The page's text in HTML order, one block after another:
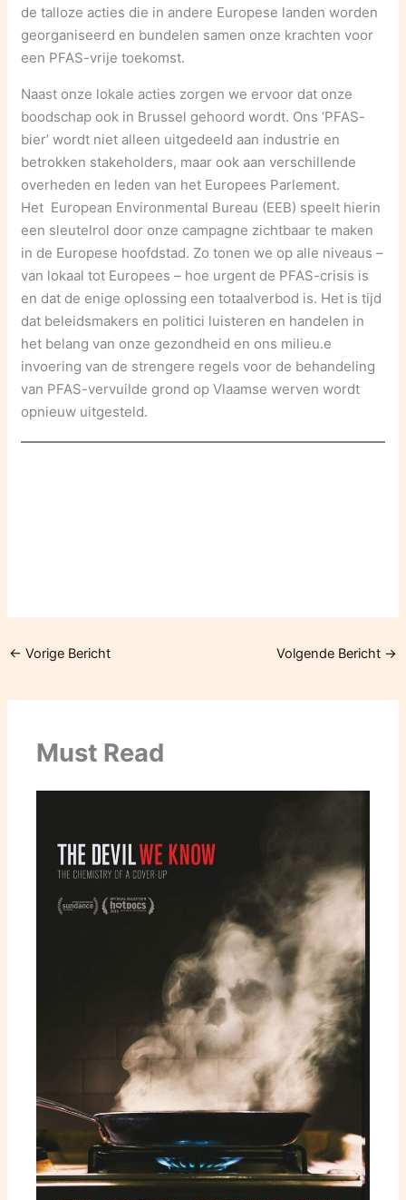
de talloze acties die in andere Europese landen worden
georganiseerd en bundelen samen onze krachten voor
een PFAS-vrije toekomst.
Naast onze lokale acties zorgen we ervoor dat onze
boodschap ook in Brussel gehoord wordt. Ons ‘PFAS-
bier’ wordt niet alleen uitgedeeld aan industrie en
betrokken stakeholders, maar ook aan verschillende
overheden en leden van het Europees Parlement.
Het European Environmental Bureau (EEB) speelt hierin
een sleutelrol door onze campagne zichtbaar te maken
in de Europese hoofdstad. Zo tonen we op alle niveaus –
van lokaal tot Europees – hoe urgent de PFAS-crisis is
en dat de enige oplossing een totaalverbod is. Het is tijd
dat beleidsmakers en politici luisteren en handelen in
het belang van onze gezondheid en ons milieu.e
invoering van de strengere regels voor de behandeling
van PFAS-vervuilde grond op Vlaamse werven wordt
opnieuw uitgesteld.
← Vorige Bericht Volgende Bericht →
Must Read